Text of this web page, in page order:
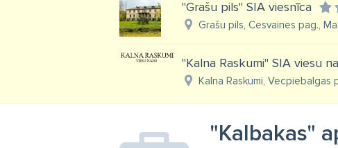
"Grašu pils" SIA viesnīca
Grašu pils, Cesvaines pag.,
"Kalna Raskumi" SIA viesu
Kalna Raskumi, Vecpiebalgas
"Kalbakas"